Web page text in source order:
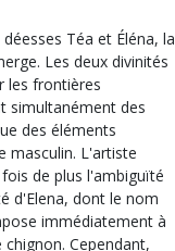
Téa et Éléna, la
Les deux divinités
les frontières
simultanément des
des éléments
masculin. L'artiste
de plus l'ambiguïté
d'Elena, dont le nom
immédiatement à
Cependant,